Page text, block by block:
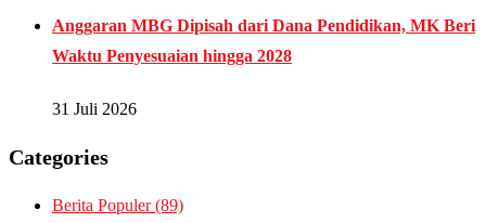
Anggaran MBG Dipisah dari Dana Pendidikan, MK Beri
Waktu Penyesuaian hingga 2028
31 Juli 2026
Categories
Berita Populer(89)